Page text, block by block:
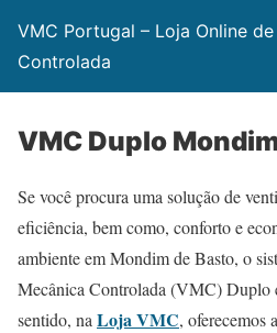
VMC Portugal – Loja Online
Controlada
VMC Duplo
Se você procura uma solução de
eficiência, bem como, conforto e
ambiente em Mondim de Basto, o
Mecânica Controlada (VMC) Duplo
sentido, na Loja VMC, oferecemos